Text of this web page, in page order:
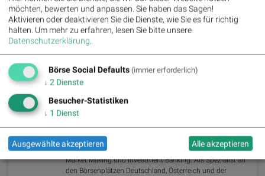
Immobilien, Marinomed Biotech, Österreichische Post ,Wolftank-
Adisa,BTV AG, BKS Bank Stamm,Kapsch TrafficCom,Amag ,
DO&CO,CPI Europe AG,Telekom Austria,UBM, SAP ,Henkel,Symrise
Bayer, Fresenius Medical Care,BASF,Deutsche Boerse
Hannover Rück,DAIMLER TRUCK HLD...
Random Partner
Baader Bank
Die Baader Bank ist eine der führenden familiengeführten
Investmentbanken im deutschsprachigen Raum. Die
beiden Säulen des Baader Bank Geschäftsmodells sind
Market Making und Investment Banking. Als Spezialist an
den Börsenplätzen Deutschland, Österreich und der
möchten, bewerten und anpassen. Sie haben das Sagen!
Aktivieren oder deaktivieren Sie die Dienste, wie Sie es für richtig
halten. Um mehr zu erfahren, lesen Sie bitte unsere
Datenschutzerklärung.
Börse Social Defaults (immer erforderlich)
↓ 2 Dienste
Besucher-Statistiken
↓ 1 Dienst
Ausgewählte akzeptieren Alle akzeptieren